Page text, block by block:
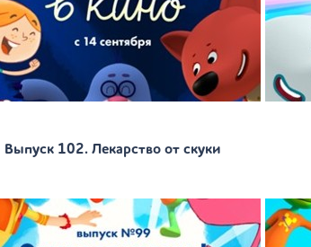
Выпуск 102. Лекарство от скуки